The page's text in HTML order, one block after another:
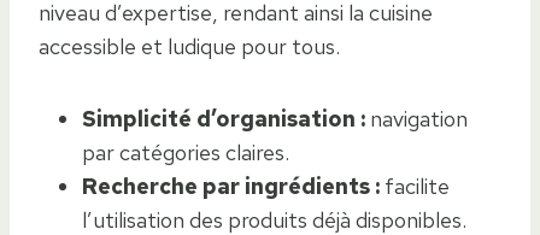
niveau d’expertise, rendant ainsi la cuisine
accessible et ludique pour tous.
Simplicité d’organisation : navigation
par catégories claires.
Recherche par ingrédients : facilite
l’utilisation des produits déjà disponibles.